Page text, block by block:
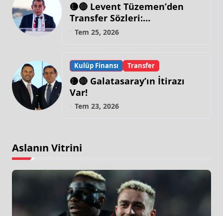
🟡🔴 Levent Tüzemen’den
Transfer Sözleri:
“Galatasaray’ın Zirve
Tem 25, 2026
Kulüp Finansı Transfer
🟡🔴 Galatasaray’ın İtirazı
Var!
Tem 23, 2026
Aslanın Vitrini